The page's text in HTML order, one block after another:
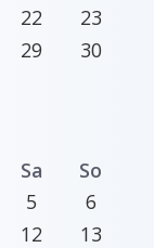
22
23
29
30
Sa
So
5
6
12
13